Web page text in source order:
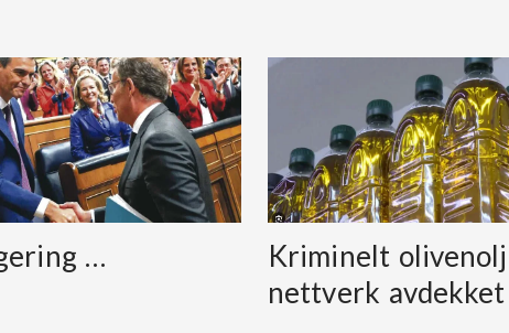
…
Kriminelt
nettverk avdekket